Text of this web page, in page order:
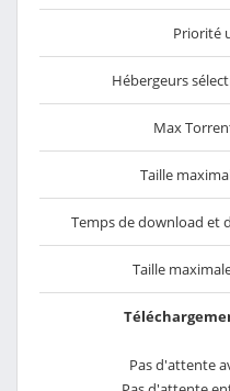
Priorité
Hébergeurs
Max
Taille
Temps de download et
Taille
Pas d'attente